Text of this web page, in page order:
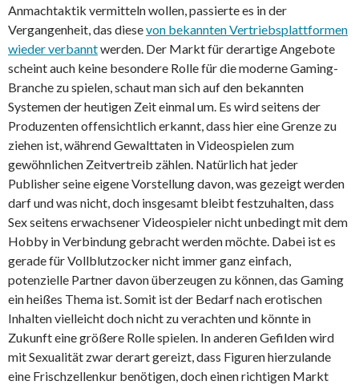
Anmachtaktik vermitteln wollen, passierte es in der
Vergangenheit, das diesevon bekannten Vertriebsplattformen
wieder verbanntwerden. Der Markt für derartige Angebote
scheint auch keine besondere Rolle für die moderne Gaming-
Branche zu spielen, schaut man sich auf den bekannten
Systemen der heutigen Zeit einmal um. Es wird seitens der
Produzenten offensichtlich erkannt, dass hier eine Grenze zu
ziehen ist, während Gewalttaten in Videospielen zum
gewöhnlichen Zeitvertreib zählen. Natürlich hat jeder
Publisher seine eigene Vorstellung davon, was gezeigt werden
darf und was nicht, doch insgesamt bleibt festzuhalten, dass
Sex seitens erwachsener Videospieler nicht unbedingt mit dem
Hobby in Verbindung gebracht werden möchte. Dabei ist es
gerade für Vollblutzocker nicht immer ganz einfach,
potenzielle Partner davon überzeugen zu können, das Gaming
ein heißes Thema ist. Somit ist der Bedarf nach erotischen
Inhalten vielleicht doch nicht zu verachten und könnte in
Zukunft eine größere Rolle spielen. In anderen Gefilden wird
mit Sexualität zwar derart gereizt, dass Figuren hierzulande
eine Frischzellenkur benötigen, doch einen richtigen Markt